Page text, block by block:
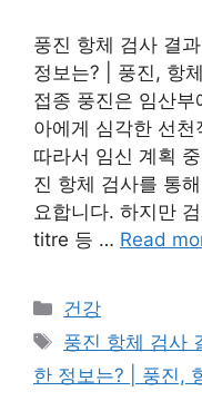
풍진 항체 검사 결
정보는? | 풍진, 항
접종 풍진은 임산
아에게 심각한 선
따라서 임신 계획
진 항체 검사를 통
요합니다. 하지만
titre 등 … Read
Categories
건강
Tags
풍진 항체 검사
한 정보는? | 풍진,